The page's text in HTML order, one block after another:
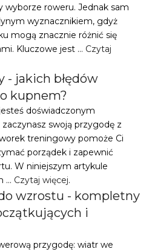
roweru. Jednak sam
wyznacznikiem, gdyż
mogą znacznie różnić się
Kluczowe jest … Czytaj
jakich błędów
kupnem?
doświadczonym
swoją przygodę z
treningowy pomoże Ci
porządek i zapewnić
W niniejszym artykule
… Czytaj więcej.
wzrostu - kompletny
i
przygodę: wiatr we